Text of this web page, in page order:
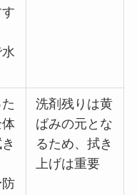
洗剤残りは黄
ばみの元とな
るため、拭き
上げは重要